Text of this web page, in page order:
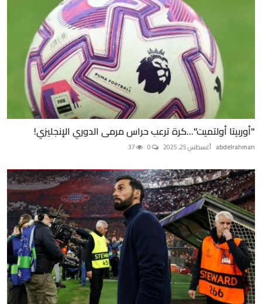
"أوربيتا أولتميت"...كرة ترعب حراس مرمى الدوري الإنجليزي!
abdelrahman أغسطس 25, 2025